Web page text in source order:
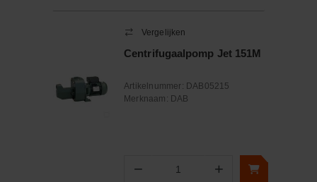
Vergelijken
Centrifugaalpomp Jet 151M
Artikelnummer: DAB05215
Merknaam: DAB
− Aantal +